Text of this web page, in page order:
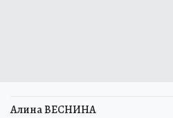
Алина ВЕСНИНА